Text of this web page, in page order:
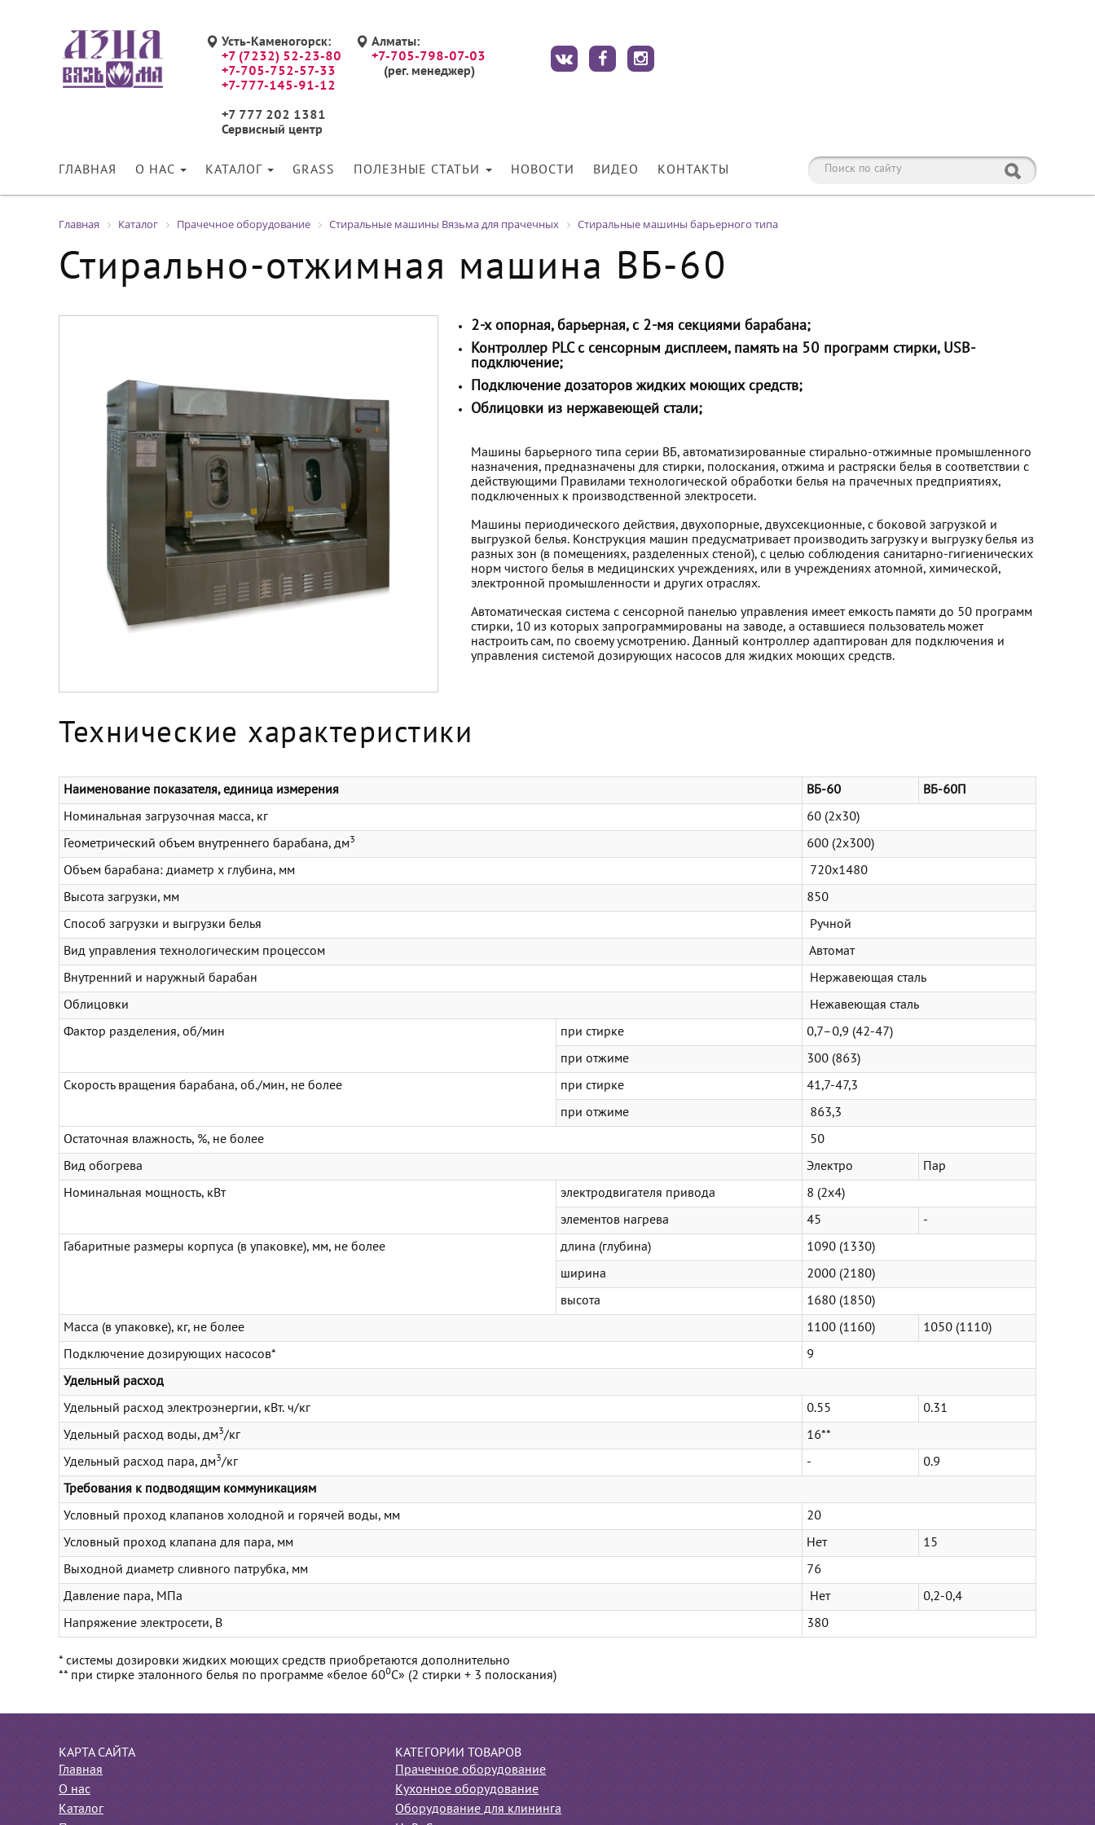
Усть-Каменогорск:
+7 (7232) 52-23-80
+7-705-752-57-33
+7-777-145-91-12
+7 777 202 1381
Сервисный центр
Алматы:
+7-705-798-07-03
(рег. менеджер)
ГЛАВНАЯ О НАС КАТАЛОГ GRASS ПОЛЕЗНЫЕ СТАТЬИ НОВОСТИ ВИДЕО КОНТАКТЫ
Главная Каталог Прачечное оборудование Стиральные машины Вязьма для прачечных Стиральные машины барьерного типа
Стирально-отжимная машина ВБ-60
2-х опорная, барьерная, с 2-мя секциями барабана;
Контроллер PLC с сенсорным дисплеем, память на 50 программ стирки, USB-
подключение;
Подключение дозаторов жидких моющих средств;
Облицовки из нержавеющей стали;
Машины барьерного типа серии ВБ, автоматизированные стирально-отжимные промышленного
назначения, предназначены для стирки, полоскания, отжима и растряски белья в соответствии с
действующими Правилами технологической обработки белья на прачечных предприятиях,
подключенных к производственной электросети.
Машины периодического действия, двухопорные, двухсекционные, с боковой загрузкой и
выгрузкой белья. Конструкция машин предусматривает производить загрузку и выгрузку белья из
разных зон (в помещениях, разделенных стеной), с целью соблюдения санитарно-гигиенических
норм чистого белья в медицинских учреждениях, или в учреждениях атомной, химической,
электронной промышленности и других отраслях.
Автоматическая система с сенсорной панелью управления имеет емкость памяти до 50 программ
стирки, 10 из которых запрограммированы на заводе, а оставшиеся пользователь может
настроить сам, по своему усмотрению. Данный контроллер адаптирован для подключения и
управления системой дозирующих насосов для жидких моющих средств.
Технические характеристики
Наименование показателя, единица измерения ВБ-60 ВБ-60П
Номинальная загрузочная масса, кг 60 (2х30)
Геометрический объем внутреннего барабана, дм 3 600 (2х300)
Объем барабана: диаметр х глубина, мм 720х1480
Высота загрузки, мм 850
Способ загрузки и выгрузки белья Ручной
Вид управления технологическим процессом Автомат
Внутренний и наружный барабан Нержавеющая сталь
Облицовки Нежавеющая сталь
Фактор разделения, об/мин при стирке 0,7–0,9 (42-47)
при отжиме 300 (863)
Скорость вращения барабана, об./мин, не более при стирке 41,7-47,3
при отжиме 863,3
Остаточная влажность, %, не более 50
Вид обогрева Электро Пар
Номинальная мощность, кВт электродвигателя привода 8 (2х4)
элементов нагрева 45 -
Габаритные размеры корпуса (в упаковке), мм, не более длина (глубина) 1090 (1330)
ширина 2000 (2180)
высота 1680 (1850)
Масса (в упаковке), кг, не более 1100 (1160) 1050 (1110)
Подключение дозирующих насосов* 9
Удельный расход
Удельный расход электроэнергии, кВт. ч/кг 0.55 0.31
Удельный расход воды, дм 3/кг 16**
Удельный расход пара, дм 3/кг - 0.9
Требования к подводящим коммуникациям
Условный проход клапанов холодной и горячей воды, мм 20
Условный проход клапана для пара, мм Нет 15
Выходной диаметр сливного патрубка, мм 76
Давление пара, МПа Нет 0,2-0,4
Напряжение электросети, В 380
* системы дозировки жидких моющих средств приобретаются дополнительно
** при стирке эталонного белья по программе «белое 600С» (2 стирки + 3 полоскания)
КАРТА САЙТА
Главная
О нас
Каталог
КАТЕГОРИИ ТОВАРОВ
Прачечное оборудование
Кухонное оборудование
Оборудование для клининга